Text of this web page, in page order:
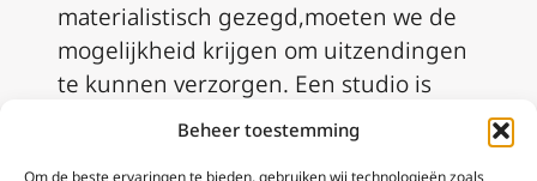
Beheer toestemming
Om de beste ervaringen te bieden, gebruiken wij technologieën zoals
materialistisch gezegd,moeten we de
mogelijkheid krijgen om uitzendingen
te kunnen verzorgen. Een studio is
e hebben al één goede
softwareen